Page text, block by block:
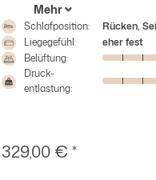
Mehr
Schlafposition:
Rücken,
Liegegefühl:
eher fest
Belüftung:
Druck-
entlastung:
Verkaufspreis:
329,00 € *